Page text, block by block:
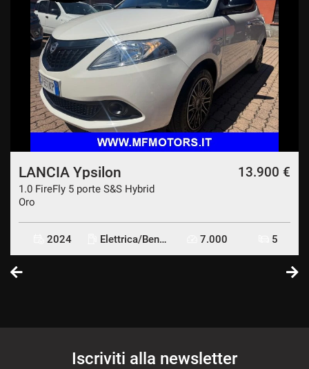
LANCIA Ypsilon
1.0 FireFly 5 porte S&S Hybrid
Oro
13.900 €
2024 Elettrica/Benzina 7.000 5
Iscriviti alla newsletter